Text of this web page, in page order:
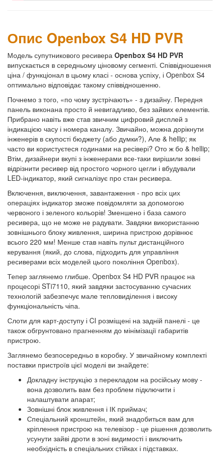
Опис Openbox S4 HD PVR
Модель супутникового ресивера Openbox S4 HD PVR
випускається в середньому ціновому сегменті. Співвідношення
ціна / функціонал в цьому класі - основа успіху, і Openbox S4
оптимально відповідає такому співвідношенню.
Почнемо з того, «по чому зустрічають» - з дизайну. Передня
панель виконана просто й невигадливо, без зайвих елементів.
Прибрано навіть вже став звичним цифровий дисплей з
індикацією часу і номера каналу. Звичайно, можна дорікнути
інженерів в скупості бюджету (або думки?), Але & hellip; як
часто ви користуєтеся годинами на ресівері? Ото ж бо & hellip;
Втім, дизайнери вкупі з інженерами все-таки вирішили зовні
відрізнити ресивер від простого чорного цегли і вбудували
LED-індикатор, який сигналізує про стан ресивера.
Включення, виключення, завантаження - про всіх цих
операціях індикатор зможе повідомляти за допомогою
червоного і зеленого кольорів! Зменшено і база самого
ресивера, що не може не радувати. Завдяки використанню
зовнішнього блоку живлення, ширина пристрою дорівнює
всього 220 мм! Менше став навіть пульт дистанційного
керування (який, до слова, підходить для управління
ресиверами всіх моделей цього покоління Openbox).
Тепер заглянемо глибше. Openbox S4 HD PVR працює на
процесорі STi7110, який завдяки застосуванню сучасних
технологій забезпечує мале тепловиділення і високу
функціональність чіпа.
Слоти для карт-доступу і CI розміщені на задній панелі - це
також обгрунтовано прагненням до мінімізації габаритів
пристрою.
Заглянемо безпосередньо в коробку. У звичайному комплекті
поставки пристроїв цієї моделі ви знайдете:
Докладну інструкцію з перекладом на російську мову -
вона дозволить вам без проблем підключити і
налаштувати апарат;
Зовнішні блок живлення і ІК приймач;
Спеціальний кронштейн, який знадобиться вам для
кріплення пристрою на телевізор - це рішення дозволить
усунути зайві дроти в зоні видимості і виключить
необхідність в спеціальних стійках і підставках.